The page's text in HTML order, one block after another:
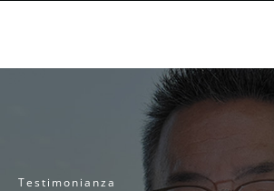
Testimonianza
Products